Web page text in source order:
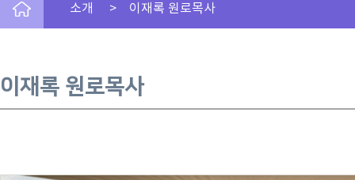
소개 > 이재록 원로목사
이재록 원로목사